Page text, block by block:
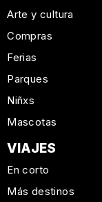
Arte y cultura
Compras
Ferias
Parques
Niñxs
Mascotas
VIAJES
En corto
Más destinos